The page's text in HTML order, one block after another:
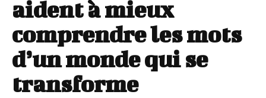
aident à mieux
comprendre les mots
d’un monde qui se
transforme